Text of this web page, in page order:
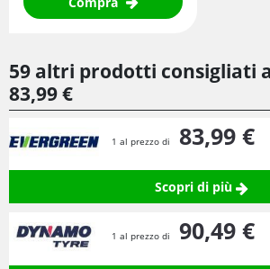
59 altri prodotti consigliati
83,99€
1 al prezzo di 83,99 €
Scopri di più
1 al prezzo di 90,49 €